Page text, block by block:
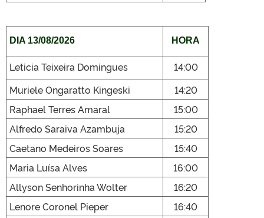
DIA 13/08/2026 HORA
Leticia Teixeira Domingues
14:00
Muriele Ongaratto Kingeski
14:20
Raphael Terres Amaral
15:00
Alfredo Saraiva Azambuja
15:20
Caetano Medeiros Soares
15:40
Maria Luísa Alves
16:00
Allyson Senhorinha Wolter
16:20
Lenore Coronel Pieper
16:40